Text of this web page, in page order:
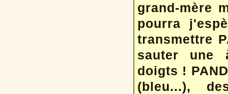
grand-mère
pourra
transmettre
sauter une
doigts !
(bleu...),